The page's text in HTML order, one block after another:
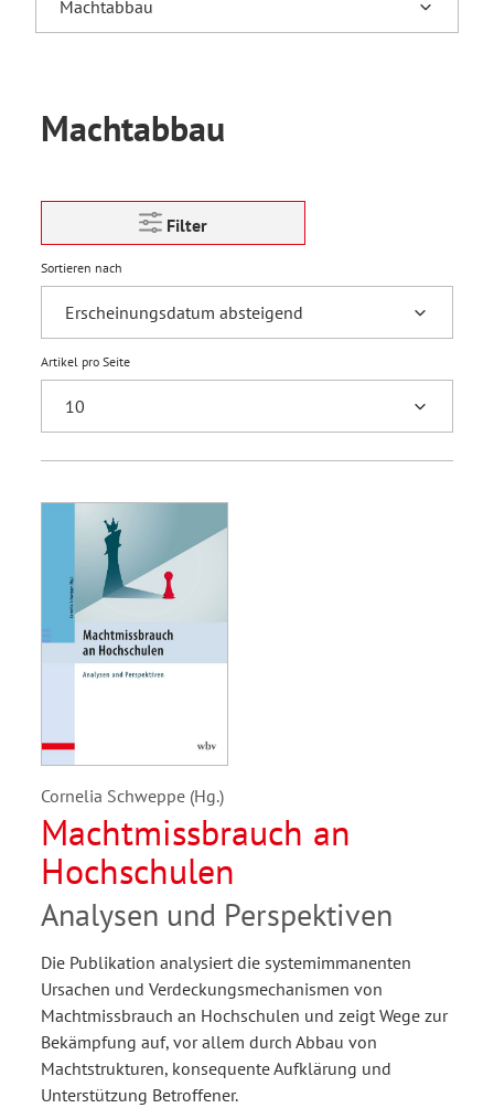
Machtabbau
Filter
Sortieren nach
Artikel pro Seite
Cornelia Schweppe (Hg.)
Machtmissbrauch an
Hochschulen
Analysen und Perspektiven
Die Publikation analysiert die systemimmanenten
Ursachen und Verdeckungsmechanismen von
Machtmissbrauch an Hochschulen und zeigt Wege zur
Bekämpfung auf, vor allem durch Abbau von
Machtstrukturen, konsequente Aufklärung und
Unterstützung Betroffener.